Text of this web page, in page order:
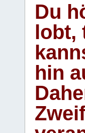
Du
lobt,
hin